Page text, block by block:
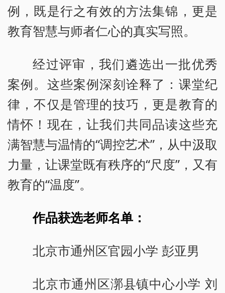
例，既是行之有效的方法集锦，更是
教育智慧与师者仁心的真实写照。
经过评审，我们遴选出一批优秀
案例。这些案例深刻诠释了：课堂纪
律，不仅是管理的技巧，更是教育的
情怀！现在，让我们共同品读这些充
满智慧与温情的“调控艺术”，从中汲取
力量，让课堂既有秩序的“尺度”，又有
教育的“温度”。
作品获选老师名单：
北京市通州区官园小学 彭亚男
北京市通州区漷县镇中心小学 刘